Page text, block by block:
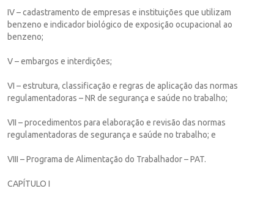
IV – cadastramento de empresas e instituições que utilizam
benzeno e indicador biológico de exposição ocupacional ao
benzeno;
V – embargos e interdições;
VI – estrutura, classificação e regras de aplicação das normas
regulamentadoras – NR de segurança e saúde no trabalho;
VII – procedimentos para elaboração e revisão das normas
regulamentadoras de segurança e saúde no trabalho; e
VIII – Programa de Alimentação do Trabalhador – PAT.
CAPÍTULO I